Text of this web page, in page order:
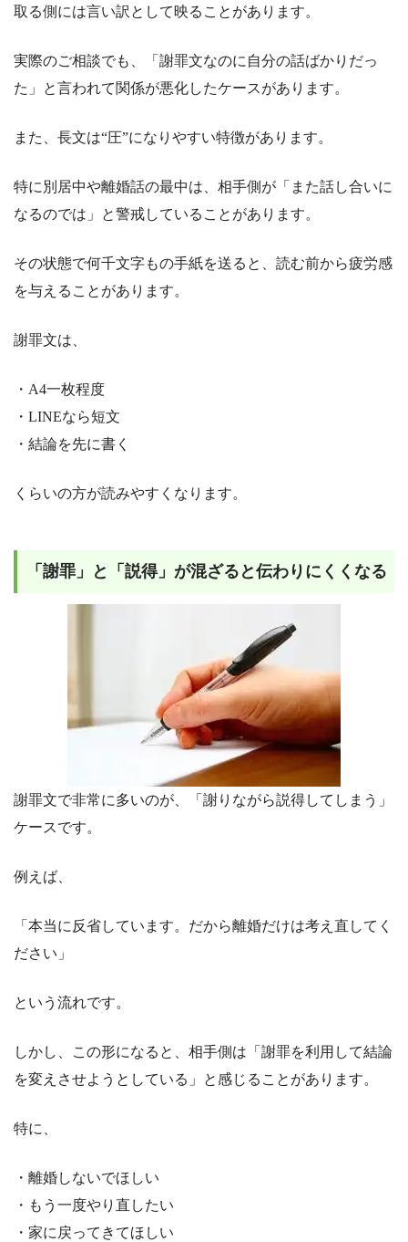
取る側には言い訳として映ることがあります。
実際のご相談でも、「謝罪文なのに自分の話ばかりだっ
た」と言われて関係が悪化したケースがあります。
また、長文は“圧”になりやすい特徴があります。
特に別居中や離婚話の最中は、相手側が「また話し合いに
なるのでは」と警戒していることがあります。
その状態で何千文字もの手紙を送ると、読む前から疲労感
を与えることがあります。
謝罪文は、
・A4一枚程度
・LINEなら短文
・結論を先に書く
くらいの方が読みやすくなります。
「謝罪」と「説得」が混ざると伝わりにくくなる
謝罪文で非常に多いのが、「謝りながら説得してしまう」
ケースです。
例えば、
「本当に反省しています。だから離婚だけは考え直してく
ださい」
という流れです。
しかし、この形になると、相手側は「謝罪を利用して結論
を変えさせようとしている」と感じることがあります。
特に、
・離婚しないでほしい
・もう一度やり直したい
・家に戻ってきてほしい